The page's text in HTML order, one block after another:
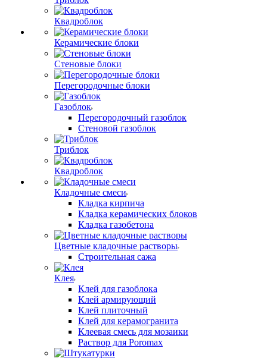
Квадроблок
Керамические блоки
Стеновые блоки
Перегородочные блоки
Газоблок
Перегородочный газоблок
Стеновой газоблок
Триблок
Квадроблок
Кладочные смеси
Кладка кирпича
Кладка керамических блоков
Кладка газобетона
Цветные кладочные растворы
Строительная сажа
Клея
Клей для газоблока
Клей армирующий
Клей плиточный
Клей для керамогранита
Клеевая смесь для мозаики
Раствор для Poromax